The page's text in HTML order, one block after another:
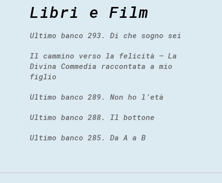
Libri e Film
Ultimo banco 293. Di che sogno sei
Il cammino verso la felicità – La
Divina Commedia raccontata a mio
figlio
Ultimo banco 289. Non ho l’età
Ultimo banco 288. Il bottone
Ultimo banco 285. Da A a B